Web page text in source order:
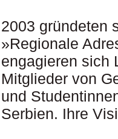
2003 gründeten
»Regionale
engagieren sich
Mitglieder von
und
Serbien. Ihre